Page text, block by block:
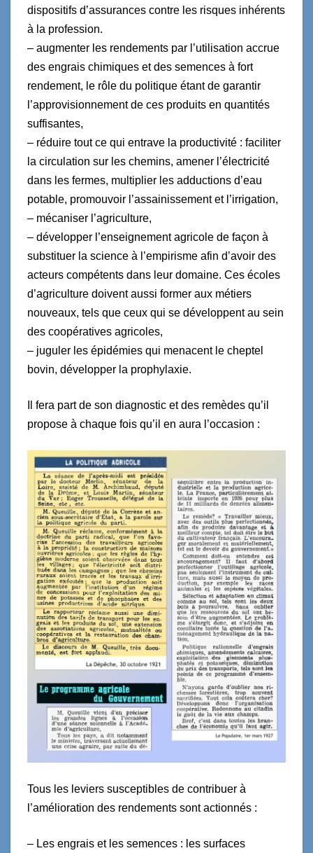
dispositifs d’assurances contre les risques inhérents
à la profession.
– augmenter les rendements par l’utilisation accrue
des engrais chimiques et des semences à fort
rendement, le rôle du politique étant de garantir
l’approvisionnement de ces produits en quantités
suffisantes,
– réduire tout ce qui entrave la productivité : faciliter
la circulation sur les chemins, amener l’électricité
dans les fermes, multiplier les adductions d’eau
potable, promouvoir l’assainissement et l’irrigation,
– mécaniser l’agriculture,
– développer l’enseignement agricole de façon à
substituer la science à l’empirisme afin d’avoir des
acteurs compétents dans leur domaine. Ces écoles
d’agriculture doivent aussi former aux métiers
nouveaux, tels que ceux qui se développent au sein
des coopératives agricoles,
– juguler les épidémies qui menacent le cheptel
bovin, développer la prophylaxie.
Il fera part de son diagnostic et des remèdes qu’il
propose à chaque fois qu’il en aura l’occasion :
Tous les leviers susceptibles de contribuer à
l’amélioration des rendements sont actionnés :
– Les engrais et les semences : les surfaces